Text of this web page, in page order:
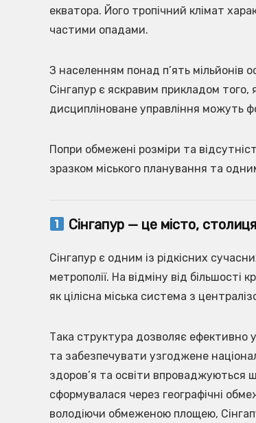
екватора. Його тропічний клімат
частими опадами.
З населенням понад п’ять мільйонів
Сінгапур є яскравим прикладом того,
дисципліноване управління можуть
Попри обмежені розміри та
зразком міського планування та
Сінгапур — це місто,
Сінгапур є одним із рідкісних
метрополії. На відміну від більшості
як цілісна міська система з
Така структура дозволяє ефективно
та забезпечувати узгоджене
здоров’я та освіти впроваджуються
сформувалася через географічні
володіючи обмеженою площею,